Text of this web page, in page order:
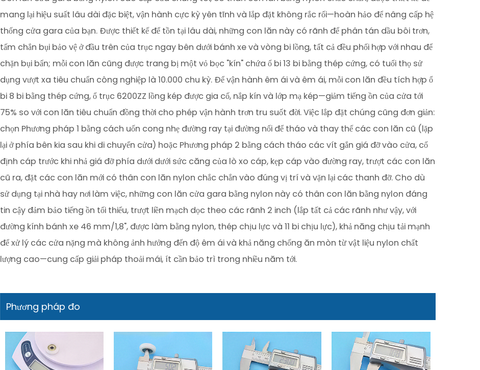
mang lại hiệu suất lâu dài đặc biệt, vận hành cực kỳ yên tĩnh và lắp đặt không rắc rối—hoàn hảo để nâng cấp hệ
thống cửa gara của bạn. Được thiết kế để tồn tại lâu dài, những con lăn này có rãnh để phân tán dầu bôi trơn,
tấm chắn bụi bảo vệ ở đầu trên của trục ngay bên dưới bánh xe và vòng bi lồng, tất cả đều phối hợp với nhau để
chặn bụi bẩn; mỗi con lăn cũng được trang bị một vỏ bọc "kín" chứa ổ bi 13 bi bằng thép cứng, có tuổi thọ sử
dụng vượt xa tiêu chuẩn công nghiệp là 10.000 chu kỳ. Để vận hành êm ái và êm ái, mỗi con lăn đều tích hợp ổ
bi 8 bi bằng thép cứng, ổ trục 6200ZZ lồng kép được gia cố, nắp kín và lớp mạ kép—giảm tiếng ồn của cửa tới
75% so với con lăn tiêu chuẩn đồng thời cho phép vận hành trơn tru suốt đời. Việc lắp đặt chúng cũng đơn giản:
chọn Phương pháp 1 bằng cách uốn cong nhẹ đường ray tại đường nối để tháo và thay thế các con lăn cũ (lặp
lại ở phía bên kia sau khi di chuyển cửa) hoặc Phương pháp 2 bằng cách tháo các vít gắn giá đỡ vào cửa, cố
định cáp trước khi nhả giá đỡ phía dưới dưới sức căng của lò xo cáp, kẹp cáp vào đường ray, trượt các con lăn
cũ ra, đặt các con lăn mới có thân con lăn nylon chắc chắn vào đúng vị trí và vặn lại các thanh đỡ. Cho dù
sử dụng tại nhà hay nơi làm việc, những con lăn cửa gara bằng nylon này có thân con lăn bằng nylon đáng
tin cậy đảm bảo tiếng ồn tối thiểu, trượt liền mạch dọc theo các rãnh 2 inch (lắp tất cả các rãnh như vậy, với
đường kính bánh xe 46 mm/1,8", được làm bằng nylon, thép chịu lực và 11 bi chịu lực), khả năng chịu tải mạnh
để xử lý các cửa nặng mà không ảnh hưởng đến độ êm ái và khả năng chống ăn mòn từ vật liệu nylon chất
lượng cao—cung cấp giải pháp thoải mái, ít cần bảo trì trong nhiều năm tới.
Phương pháp đo